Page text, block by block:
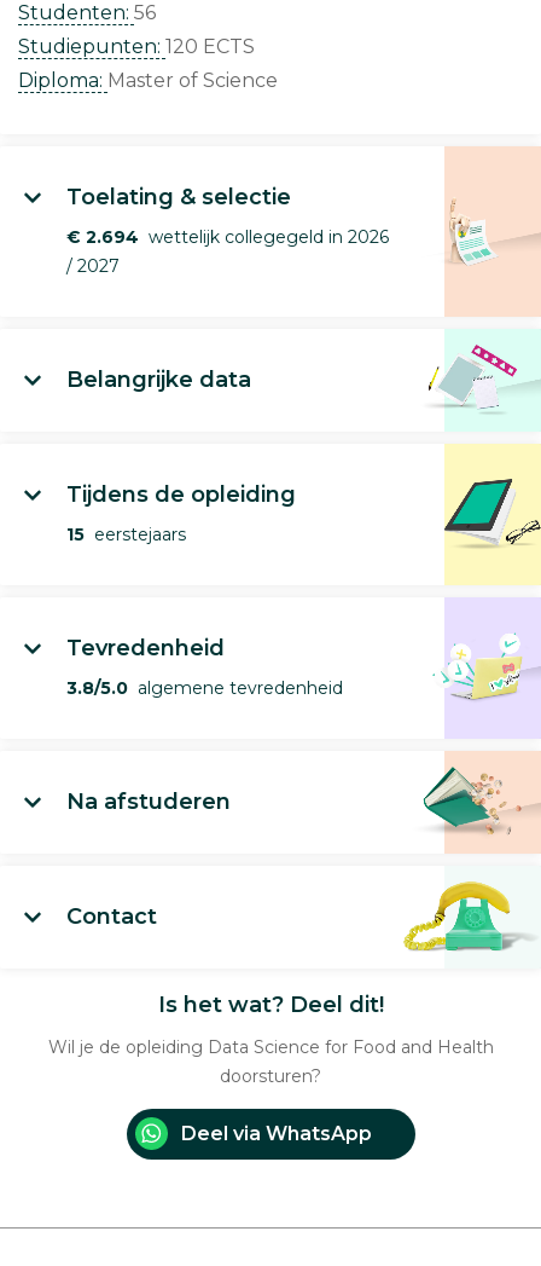
Studenten: 56
Studiepunten: 120 ECTS
Diploma: Master of Science
Toelating & selectie
€ 2.694 wettelijk collegegeld in 2026
/ 2027
Belangrijke data
Tijdens de opleiding
15 eerstejaars
Tevredenheid
3.8/5.0 algemene tevredenheid
Na afstuderen
Contact
Is het wat? Deel dit!
Wil je de opleiding Data Science for Food and Health
doorsturen?
Deel via WhatsApp